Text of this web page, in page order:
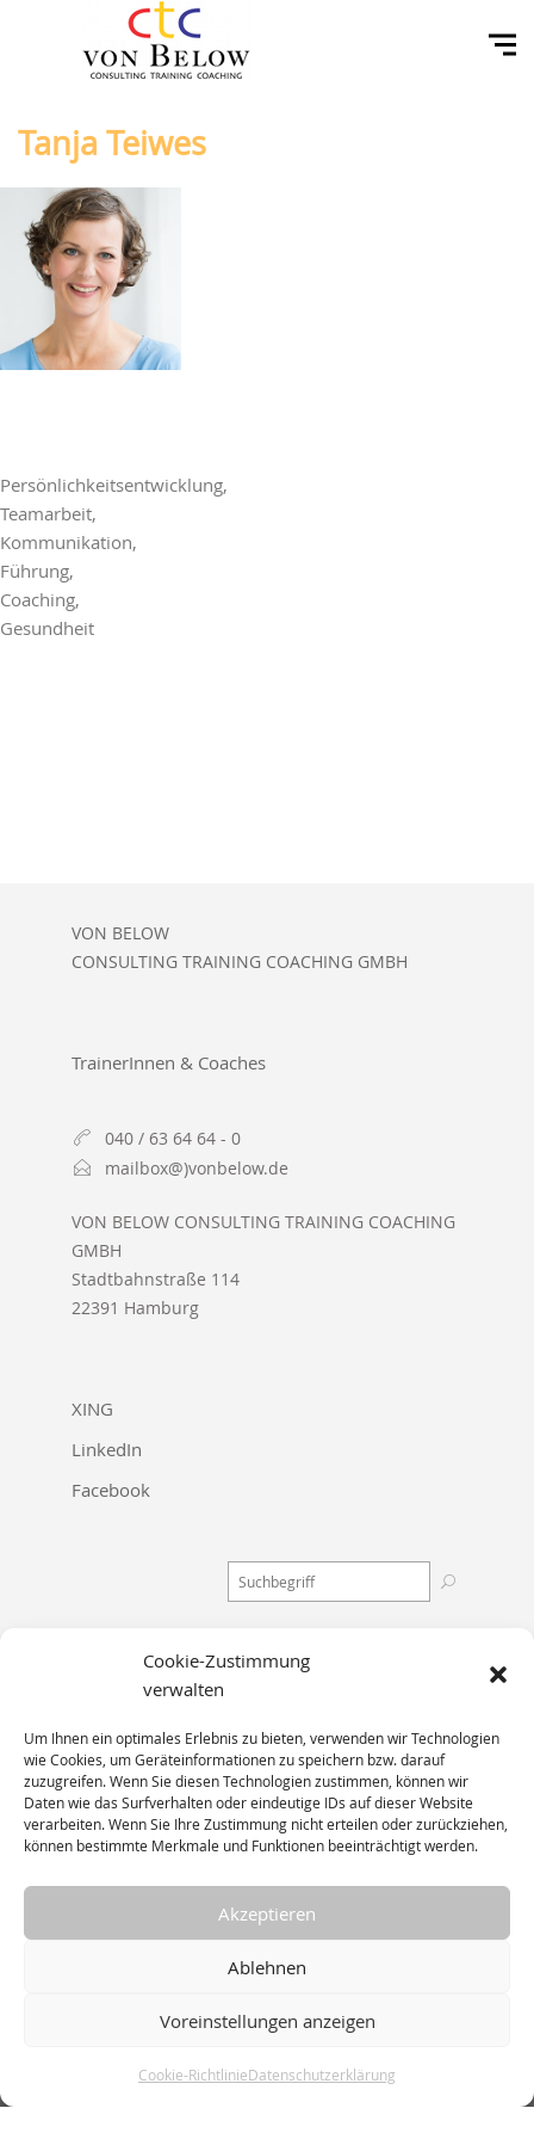
Cookie-Zustimmung
verwalten
Um Ihnen ein optimales Erlebnis zu bieten, verwenden wir Technologien
wie Cookies, um Geräteinformationen zu speichern bzw. darauf
zuzugreifen. Wenn Sie diesen Technologien zustimmen, können wir
Daten wie das Surfverhalten oder eindeutige IDs auf dieser Website
verarbeiten. Wenn Sie Ihre Zustimmung nicht erteilen oder zurückziehen,
können bestimmte Merkmale und Funktionen beeinträchtigt werden.
Akzeptieren
Ablehnen
Voreinstellungen anzeigen
Cookie-RichtlinieDatenschutzerklärung
Tanja Teiwes
Persönlichkeitsentwicklung,
Teamarbeit,
Kommunikation,
Führung,
Coaching,
Gesundheit
VON BELOW
CONSULTING TRAINING COACHING GMBH
TrainerInnen & Coaches
040 / 63 64 64 - 0
mailbox@)vonbelow.de
VON BELOW CONSULTING TRAINING COACHING
GMBH
Stadtbahnstraße 114
22391 Hamburg
XING
LinkedIn
Facebook
Stadtbahnstraße 114
22391 Hamburg
Telefon 040 / 63 64 64 – 0
E-Mail:mailbox@)vonbelow.de
Datenschutz Impressum
AGB